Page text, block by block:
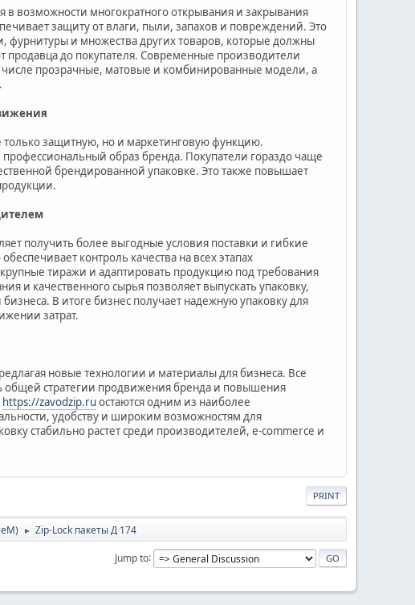
в возможности многократного открывания и закрывания
защиту от влаги, пыли, запахов и повреждений. Это
фурнитуры и множества других товаров, которые должны
продавца до покупателя. Современные производители
прозрачные, матовые и комбинированные модели, а
защитную, но и маркетинговую функцию.
образ бренда. Покупатели гораздо чаще
брендированной упаковке. Это также повышает
получить более выгодные условия поставки и гибкие
контроль качества на всех этапах
тиражи и адаптировать продукцию под требования
и качественного сырья позволяет выпускать упаковку,
В итоге бизнес получает надежную упаковку для
затрат.
новые технологии и материалы для бизнеса. Все
общей стратегии продвижения бренда и повышения
https://zavodzip.ru остаются одним из наиболее
удобству и широким возможностям для
стабильно растет среди производителей, e-commerce и
PRINT
) ► Zip-Lock пакеты Д 174
Jump to